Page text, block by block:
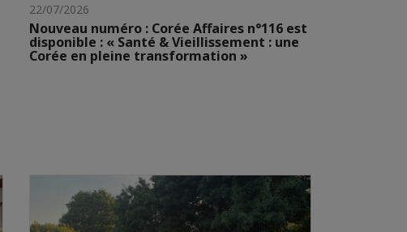
22/07/2026
Nouveau numéro : Corée Affaires n°116 est
disponible : « Santé & Vieillissement : une
Corée en pleine transformation »